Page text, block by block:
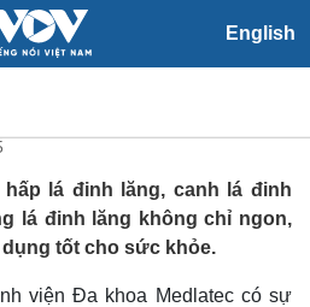
English
Xã hội
Tin 24h
Dự báo thời tiết
lá đinh lăng dễ
khỏe
hấp lá đinh lăng, canh lá đinh
lá đinh lăng không chỉ ngon,
dụng tốt cho sức khỏe.
viện Đa khoa Medlatec có sự